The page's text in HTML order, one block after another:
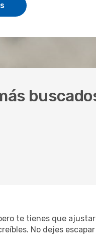
te tienes que
No dejes